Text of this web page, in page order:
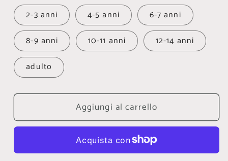
2-3 anni
4-5 anni
6-7 anni
8-9 anni
10-11 anni
12-14 anni
adulto
Aggiungi al carrello